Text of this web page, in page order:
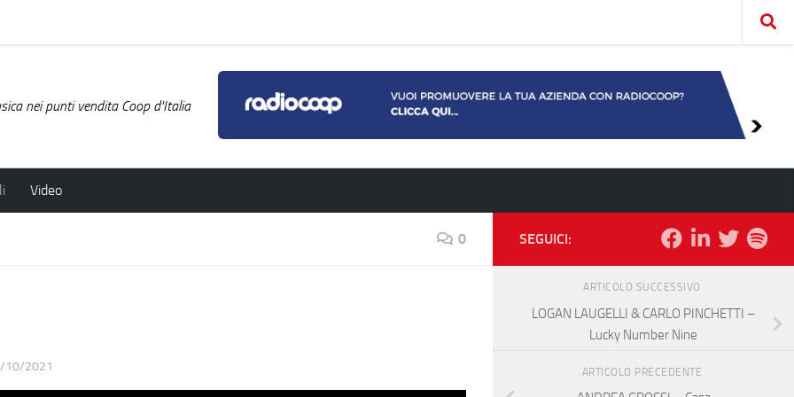
nei punti vendita Coop d'Italia
Video
0
10/2021
SEGUICI:
ARTICOLO SUCCESSIVO
LOGAN LAUGELLI & CARLO PINCHETTI –
Lucky Number Nine
ARTICOLO PRECEDENTE